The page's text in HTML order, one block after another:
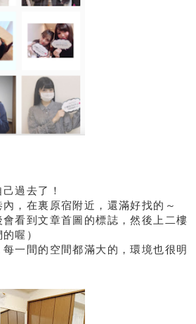
過去了！
，在裏原宿附近，還滿好找的～
看到文章首圖的標誌，然後上二樓
喔）
一間的空間都滿大的，環境也很明